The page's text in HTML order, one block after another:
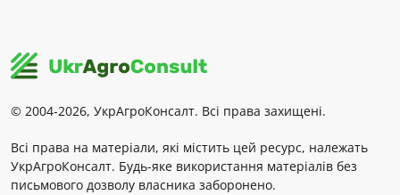
© 2004-2026, УкрАгроКонсалт. Всі права захищені.
Всі права на матеріали, які містить цей ресурс, належать
УкрАгроКонсалт. Будь-яке використання матеріалів без
письмового дозволу власника заборонено.